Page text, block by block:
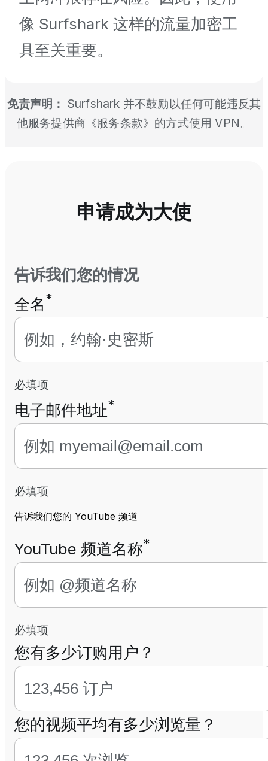
像 Surfshark 这样的流量加密工
具至关重要。
免责声明： Surfshark 并不鼓励以任何可能违反其
他服务提供商《服务条款》的方式使用 VPN。
申请成为大使
告诉我们您的情况
全名*
必填项
电子邮件地址*
必填项
告诉我们您的 YouTube 频道
YouTube 频道名称*
必填项
您有多少订购用户？
您的视频平均有多少浏览量？